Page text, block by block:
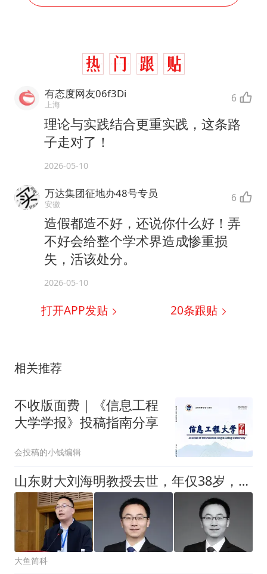
有态度网友06f3Di
上海 6
理论与实践结合更重实践，这条路
子走对了！
2026-05-10
万达集团征地办48号专员
安徽 6
造假都造不好，还说你什么好！弄
不好会给整个学术界造成惨重损
失，活该处分。
2026-05-10
打开APP发贴 20条跟贴
相关推荐
不收版面费｜《信息工程
大学学报》投稿指南分享
会投稿的小钱编辑
山东财大刘海明教授去世，年仅38岁，学生透露原因，和妻子同校
大鱼简科